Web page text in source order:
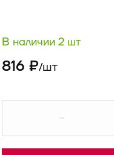
В наличии 2 шт
816 ₽/шт